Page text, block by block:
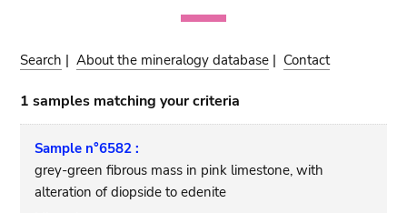
Search |About the mineralogy database | Contact
1 samples matching your criteria
Sample n°6582 :
grey-green fibrous mass in pink limestone, with
alteration of diopside to edenite